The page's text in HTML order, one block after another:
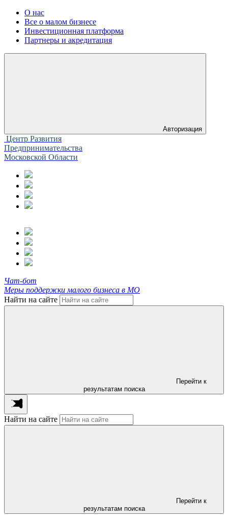
О нас
Все о малом бизнесе
Инвестиционная платформа
Партнеры и акредитация
Авторизация
Центр Развития
Предпринимательства
Московской Области
Чат-бот
Меры поддержки малого бизнеса в МО
Найти на сайте
Перейти к
результатам поиска
Найти на сайте
Перейти к
результатам поиска